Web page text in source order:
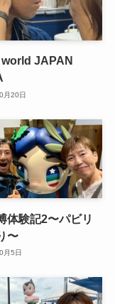
JAPAN
月20日
体験記2〜パビリ
〜
月5日